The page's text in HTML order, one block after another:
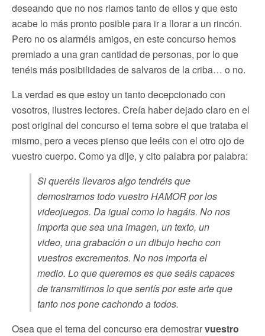
deseando que no nos riamos tanto de ellos y que esto
acabe lo más pronto posible para ir a llorar a un rincón.
Pero no os alarméis amigos, en este concurso hemos
premiado a una gran cantidad de personas, por lo que
tenéis más posibilidades de salvaros de la criba… o no.
La verdad es que estoy un tanto decepcionado con
vosotros, ilustres lectores. Creía haber dejado claro en el
post original del concurso el tema sobre el que trataba el
mismo, pero a veces pienso que leéis con el otro ojo de
vuestro cuerpo. Como ya dije, y cito palabra por palabra:
Si queréis llevaros algo tendréis que
demostrarnos todo vuestro HAMOR por los
videojuegos. Da igual como lo hagáis. No nos
importa que sea una imagen, un texto, un
video, una grabación o un dibujo hecho con
vuestros excrementos. No nos importa el
medio. Lo que queremos es que seáis capaces
de transmitirnos lo que sentís por este arte que
tanto nos pone cachondo a todos.
Osea que el tema del concurso era demostrarvuestro